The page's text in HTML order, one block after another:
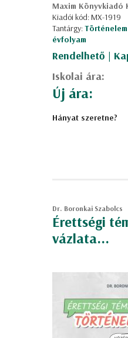
Maxim Könyvkiadó
Kiadói kód: MX-1919
Tantárgy:Történelem
évfolyam
Rendelhető |
Iskolai ára:
Új ára:
Hányat szeretne?
Dr. Boronkai Szabolcs
Érettségi
vázlata...